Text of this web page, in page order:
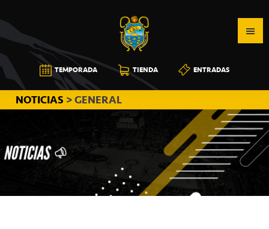
a
la
navegación
principal
al
contenido
principal
a
la
barra
lateral
principal
CB
CANARIAS
TEMPORADA TIENDA ENTRADAS
NOTICIAS > GENERAL